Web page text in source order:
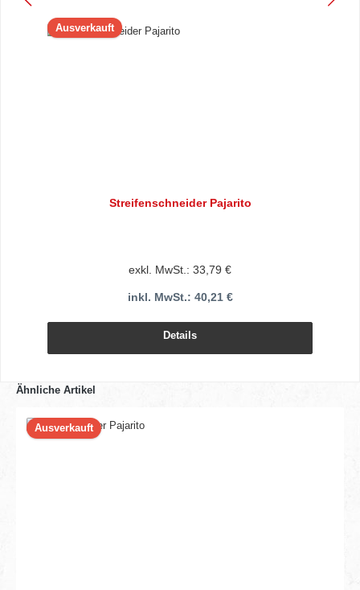
Ausverkauft
Streifenschneider Pajarito
exkl. MwSt.: 33,79 €
inkl. MwSt.: 40,21 €
Details
Ähnliche Artikel
Ausverkauft